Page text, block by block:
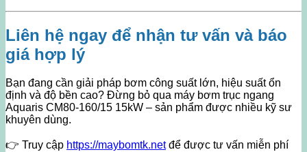
Liên hệ ngay để nhận tư vấn và báo
giá hợp lý
Bạn đang cần giải pháp bơm công suất lớn, hiệu suất ổn
định và độ bền cao? Đừng bỏ qua máy bơm trục ngang
Aquaris CM80-160/15 15kW – sản phẩm được nhiều kỹ sư
khuyên dùng.
👉 Truy cập https://maybomtk.netđể được tư vấn miễn phí